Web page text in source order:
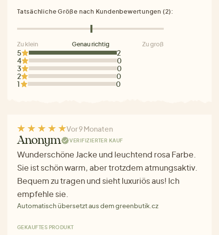
5
2
4
0
3
0
2
0
1
0
Tatsächliche Größe nach Kundenbewertungen (2):
Zu klein Genau richtig Zu groß
Vor 9 Monaten
Anonym VERIFIZIERTER KAUF
Wunderschöne Jacke und leuchtend rosa Farbe.
Sie ist schön warm, aber trotzdem atmungsaktiv.
Bequem zu tragen und sieht luxuriös aus! Ich
empfehle sie.
Automatisch übersetzt aus dem greenbutik.cz
GEKAUFTES PRODUKT